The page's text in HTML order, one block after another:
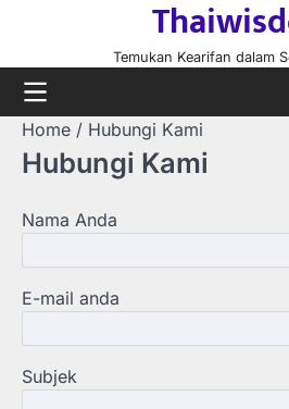
content
Temukan Kearifan dalam
Home Hubungi Kami
Hubungi Kami
Nama Anda
E-mail anda
Subjek